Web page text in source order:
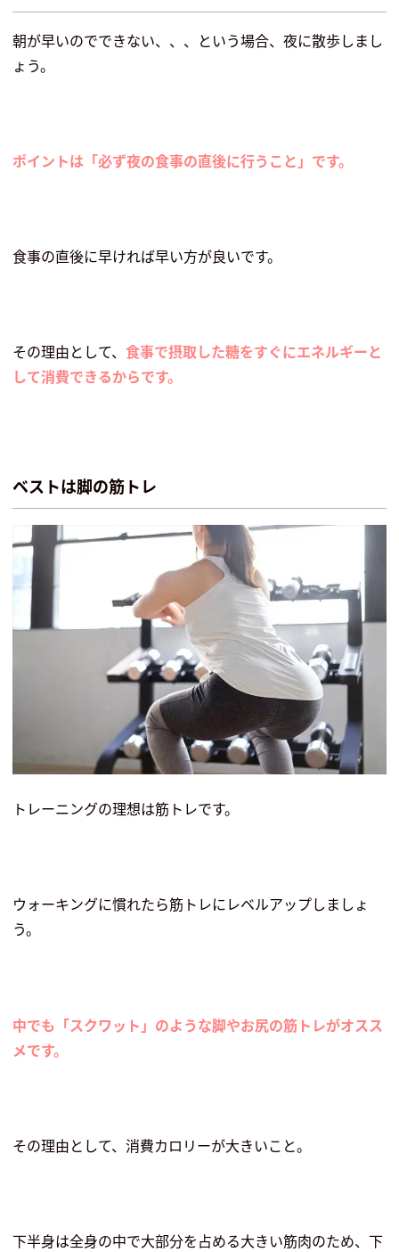
朝が早いのでできない、、、という場合、夜に散歩しまし
ょう。
ポイントは「必ず夜の食事の直後に行うこと」です。
食事の直後に早ければ早い方が良いです。
その理由として、 食事で摂取した糖をすぐにエネルギーと
して消費できるからです。
ベストは脚の筋トレ
トレーニングの理想は筋トレです。
ウォーキングに慣れたら筋トレにレベルアップしましょ
う。
中でも「スクワット」のような脚やお尻の筋トレがオスス
メです。
その理由として、消費カロリーが大きいこと。
下半身は全身の中で大部分を占める大きい筋肉のため、下